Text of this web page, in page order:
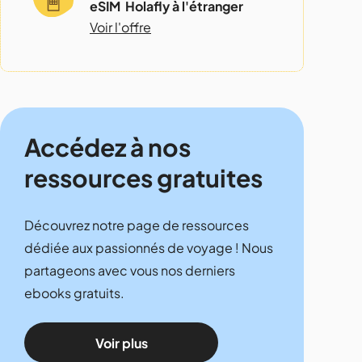
eSIM Holafly à l'étranger
Voir l'offre
Accédez à nos
ressources gratuites
Découvrez notre page de ressources
dédiée aux passionnés de voyage ! Nous
partageons avec vous nos derniers
ebooks gratuits.
Voir plus